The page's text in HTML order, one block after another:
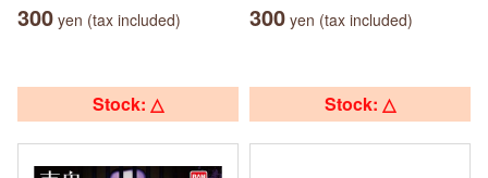
300 yen (tax included) 300 yen (tax included)
Stock: △ Stock: △